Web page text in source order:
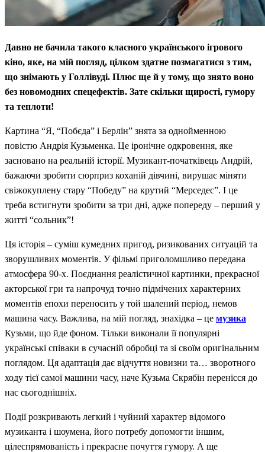
Давно не бачила такого класного українського ігрового
кіно, яке, на мій погляд, цілком здатне позмагатися з тим,
що знімають у Голлівуді. Плюс ще й у тому, що знято воно
без новомодних спецефектів. Зате скільки щирості, гумору
та теплоти!
Картина “Я, “Побєда” і Берлін” знята за однойменною
повістю Андрія Кузьменка. Це іронічне одкровення, яке
засновано на реальній історії. Музикант-початківець Андрій,
бажаючи зробити сюрприз коханій дівчині, вирушає міняти
свіжокуплену стару “Победу” на крутий “Мерседес”. І це
треба встигнути зробити за три дні, адже попереду – перший у
житті “сольник”!
Ця історія – суміш кумедних пригод, ризикованих ситуацій та
зворушливих моментів. У фільмі приголомшливо передана
атмосфера 90-х. Поєднання реалістичної картинки, прекрасної
акторської гри та напрочуд точно підмічених характерних
моментів епохи переносить у той шалений період, немов
машина часу. Важлива, на мій погляд, знахідка – це музика
Кузьми, що йде фоном. Тільки виконали її популярні
українські співаки в сучасній обробці та зі своїм оригінальним
поглядом. Ця адаптація дає відчуття новизни та… зворотного
ходу тієї самої машини часу, наче Кузьма Скрябін перенісся до
нас сьогоднішніх.
Події розкривають легкий і чуйний характер відомого
музиканта і шоумена, його потребу допомогти іншим,
цілеспрямованість і прекрасне почуття гумору. А ще